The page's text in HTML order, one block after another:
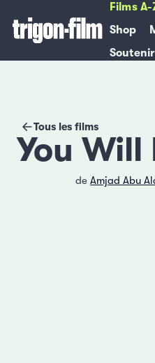
Films A-
Shop
Soutenir
Tous les films
You Will
de Amjad Abu